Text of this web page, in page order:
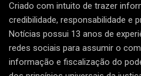
Criado com intuito de trazer
credibilidade, responsabilidade e
Notícias possui 13 anos de
redes sociais para assumir o
informação e fiscalização do